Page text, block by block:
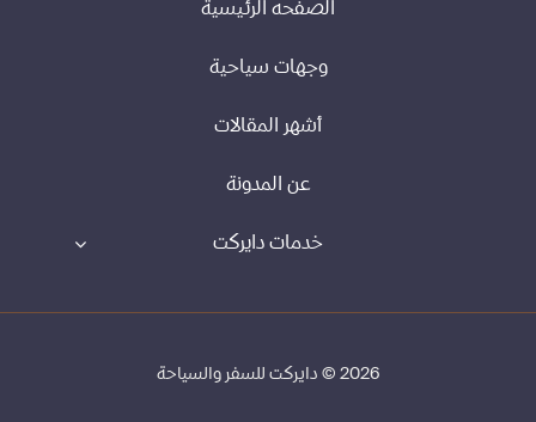
الصفحه الرئيسية
وجهات سياحية
أشهر المقالات
عن المدونة
خدمات دايركت
2026 © دايركت للسفر والسياحة